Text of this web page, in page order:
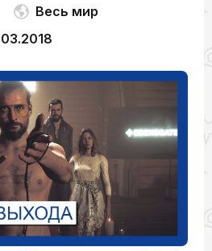
Весь мир